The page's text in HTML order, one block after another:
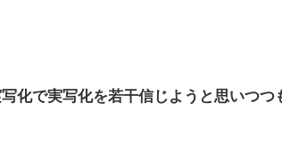
化で実写化を若干信じようと思いつつ